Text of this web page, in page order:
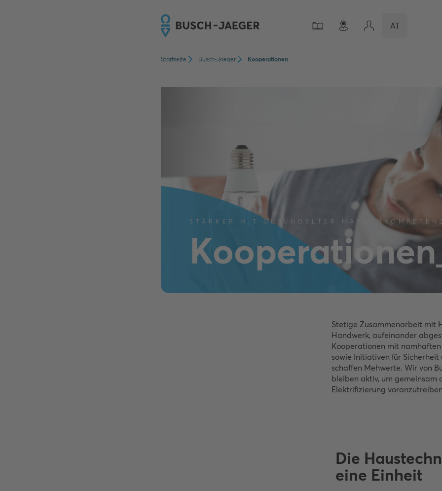
AT
Startseite Busch-Jaeger Kooperationen
STÄRKER MIT GEBÜNDELTER
Stetige Zusammenarbeit mit
Handwerk, aufeinander
Kooperationen mit
sowie Initiativen für
schaffen Mehwerte. Wir von
bleiben aktiv, um gemeinsam
Elektrifizierung
Die
eine Einheit